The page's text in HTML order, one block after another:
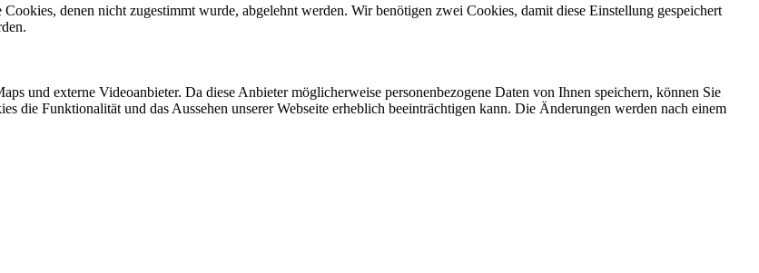
denen nicht zugestimmt wurde, abgelehnt werden. Wir benötigen zwei Cookies, damit diese Einstellung gespeichert
und externe Videoanbieter. Da diese Anbieter möglicherweise personenbezogene Daten von Ihnen speichern, können Sie
die Funktionalität und das Aussehen unserer Webseite erheblich beeinträchtigen kann. Die Änderungen werden nach einem